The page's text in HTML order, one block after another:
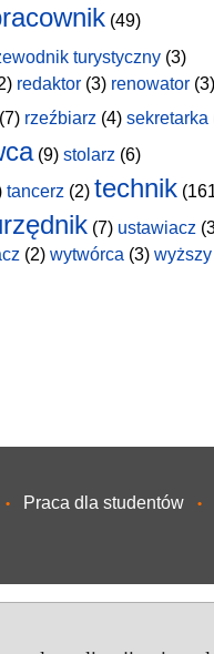
(49)
turystyczny (3)
redaktor (3) renowator (3)
rzeźbiarz (4) sekretarka
(9) stolarz (6)
tancerz (2) technik
(7) ustawiacz
(2) wytwórca (3) wyższy
• Praca dla studentów •